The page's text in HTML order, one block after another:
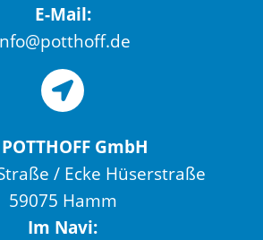
E-Mail:
GmbH
/ Ecke Hüserstraße
59075 Hamm
Im Navi: